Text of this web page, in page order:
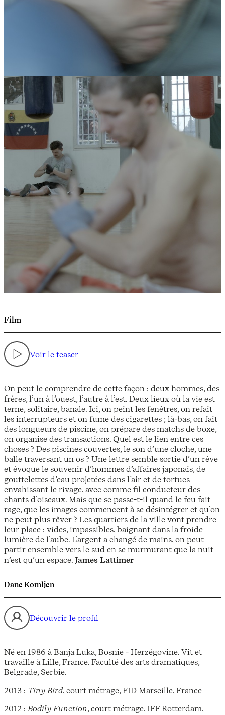
Film
Voir le teaser
On peut le comprendre de cette façon : deux hommes, des
frères, l’un à l’ouest, l’autre à l’est. Deux lieux où la vie est
terne, solitaire, banale. Ici, on peint les fenêtres, on refait
les interrupteurs et on fume des cigarettes ; là-bas, on fait
des longueurs de piscine, on prépare des matchs de boxe,
on organise des transactions. Quel est le lien entre ces
choses ? Des piscines couvertes, le son d’une cloche, une
balle traversant un os ? Une lettre semble sortie d’un rêve
et évoque le souvenir d’hommes d’affaires japonais, de
gouttelettes d’eau projetées dans l’air et de tortues
envahissant le rivage, avec comme fil conducteur des
chants d’oiseaux. Mais que se passe-t-il quand le feu fait
rage, que les images commencent à se désintégrer et qu’on
ne peut plus rêver ? Les quartiers de la ville vont prendre
leur place : vides, impassibles, baignant dans la froide
lumière de l’aube. L’argent a changé de mains, on peut
partir ensemble vers le sud en se murmurant que la nuit
n’est qu’un espace. James Lattimer
Dane Komljen
Découvrir le profil
Né en 1986 à Banja Luka, Bosnie - Herzégovine. Vit et
travaille à Lille, France. Faculté des arts dramatiques,
Belgrade, Serbie.
2013 : Tiny Bird, court métrage, FID Marseille, France
2012 :Bodily Function, court métrage, IFF Rotterdam,